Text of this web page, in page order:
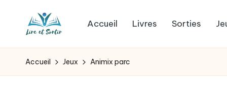
L
i
livres
pour
Accueil Livres Sorties
Accueil Jeux Animix parc